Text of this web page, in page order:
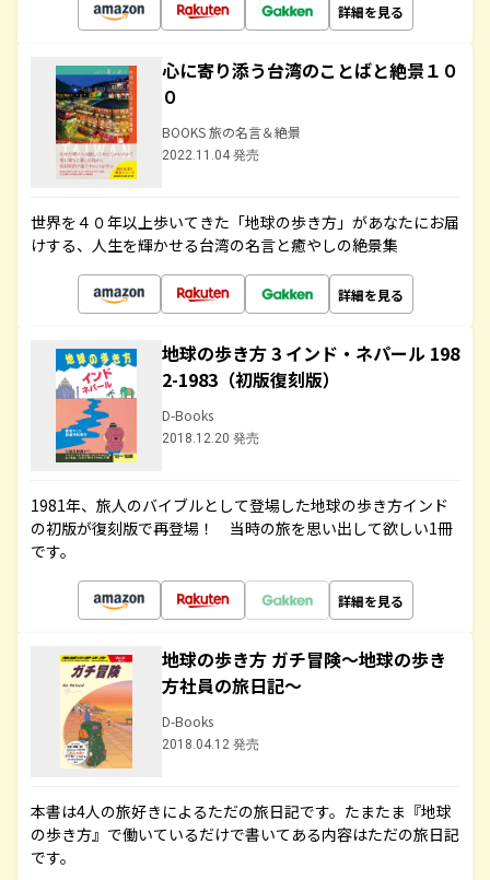
詳細を見る
心に寄り添う台湾のことばと絶景１０
０
BOOKS 旅の名言＆絶景
2022.11.04 発売
世界を４０年以上歩いてきた「地球の歩き方」があなたにお届
けする、人生を輝かせる台湾の名言と癒やしの絶景集
詳細を見る
地球の歩き方 3 インド・ネパール 198
2-1983（初版復刻版）
D-Books
2018.12.20 発売
1981年、旅人のバイブルとして登場した地球の歩き方インド
の初版が復刻版で再登場！ 当時の旅を思い出して欲しい1冊
です。
詳細を見る
地球の歩き方 ガチ冒険～地球の歩き
方社員の旅日記～
D-Books
2018.04.12 発売
本書は4人の旅好きによるただの旅日記です。たまたま『地球
の歩き方』で働いているだけで書いてある内容はただの旅日記
です。